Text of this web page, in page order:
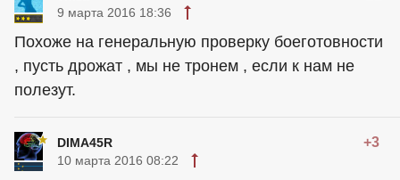
9 марта 2016 18:36
Похоже на генеральную проверку боеготовности
, пусть дрожат , мы не тронем , если к нам не
полезут.
DIMA45R +3
10 марта 2016 08:22